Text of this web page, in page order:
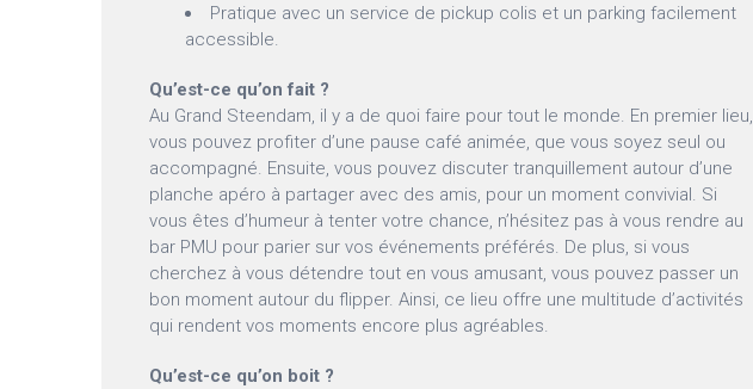
Pratique avec un service de pickup colis et un parking facilement
accessible.
Qu’est-ce qu’on fait ?
Au Grand Steendam, il y a de quoi faire pour tout le monde. En premier lieu,
vous pouvez profiter d’une pause café animée, que vous soyez seul ou
accompagné. Ensuite, vous pouvez discuter tranquillement autour d’une
planche apéro à partager avec des amis, pour un moment convivial. Si
vous êtes d’humeur à tenter votre chance, n’hésitez pas à vous rendre au
bar PMU pour parier sur vos événements préférés. De plus, si vous
cherchez à vous détendre tout en vous amusant, vous pouvez passer un
bon moment autour du flipper. Ainsi, ce lieu offre une multitude d’activités
qui rendent vos moments encore plus agréables.
Qu’est-ce qu’on boit ?